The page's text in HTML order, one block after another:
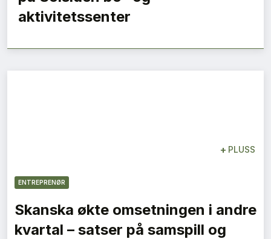
aktivitetssenter
+ PLUSS
ENTREPRENØR
Skanska økte omsetningen i andre
kvartal – satser på samspill og